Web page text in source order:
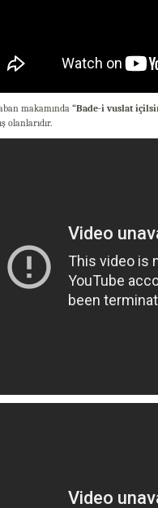
makamında “Bade-i vuslat
olanlarıdır.